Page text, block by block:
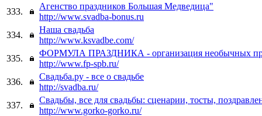
333.
Агенство праздников Большая Медведица"
http://www.svadba-bonus.ru
334.
Наша свадьба
http://www.ksvadbe.com/
335.
ФОРМУЛА ПРАЗДНИКА - организация необычных
http://www.fp-spb.ru/
336.
Свадьба.ру - все о свадьбе
http://svadba.ru/
337.
Свадьбы, все для свадьбы: сценарии, тосты,
http://www.gorko-gorko.ru/